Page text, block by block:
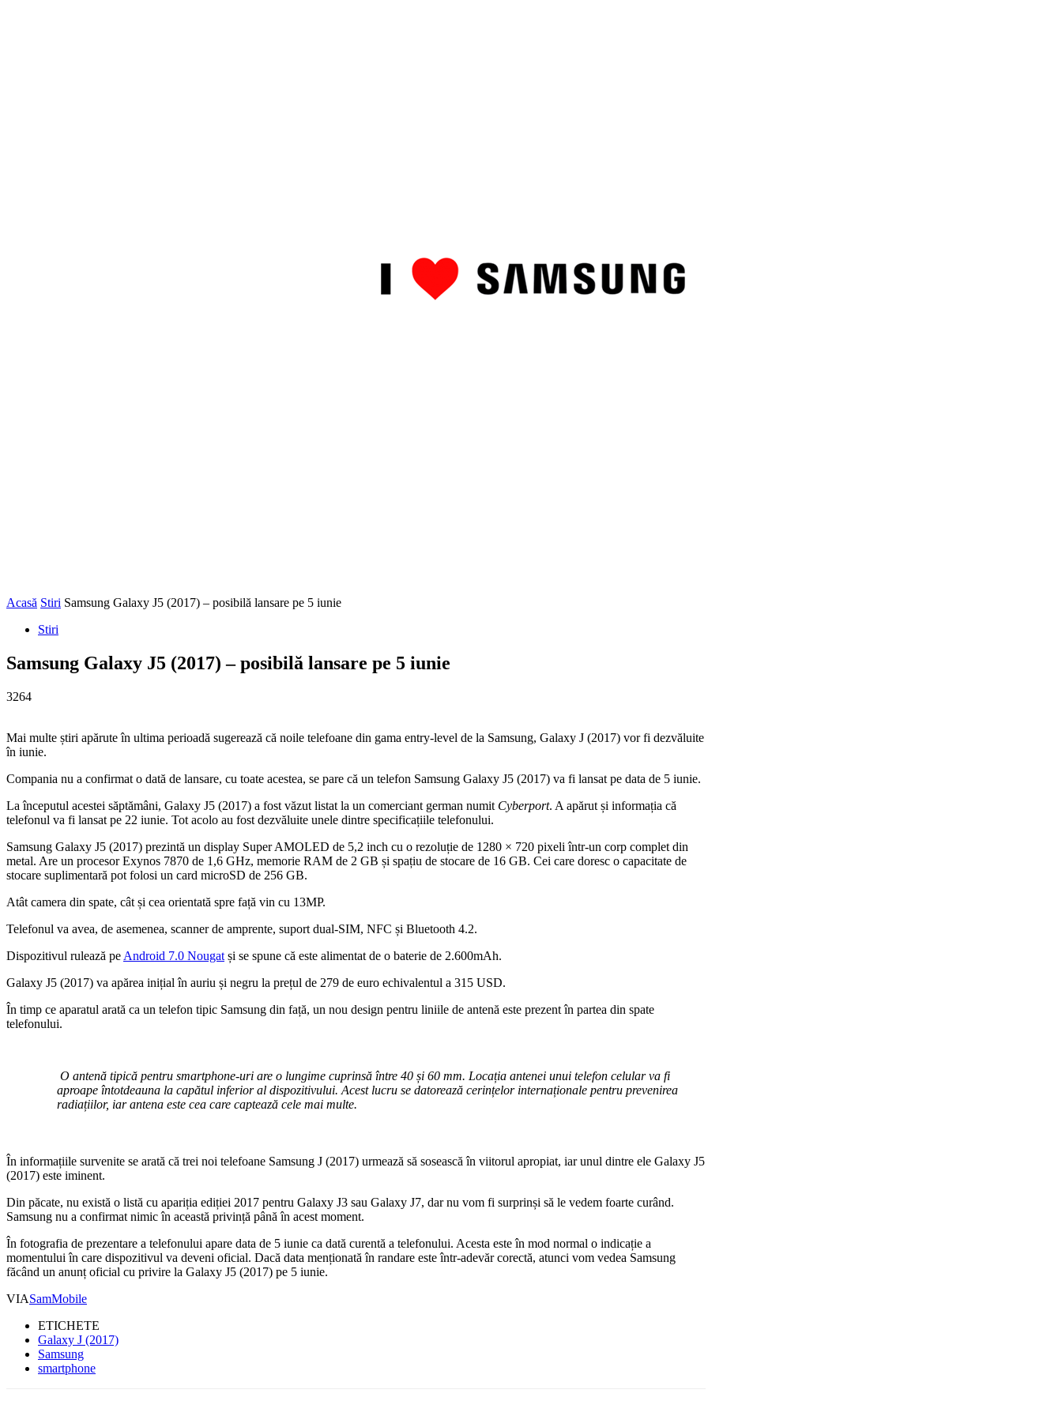
Acasă Stiri Samsung Galaxy J5 (2017) – posibilă lansare pe 5 iunie
Stiri
Samsung Galaxy J5 (2017) – posibilă lansare pe 5 iunie
3264
Mai multe știri apărute în ultima perioadă sugerează că noile telefoane din gama entry-level de la Samsung, Galaxy J (2017) vor fi dezvăluite
în iunie.
Compania nu a confirmat o dată de lansare, cu toate acestea, se pare că un telefon Samsung Galaxy J5 (2017) va fi lansat pe data de 5 iunie.
La începutul acestei săptămâni, Galaxy J5 (2017) a fost văzut listat la un comerciant german numit Cyberport. A apărut și informația că
telefonul va fi lansat pe 22 iunie. Tot acolo au fost dezvăluite unele dintre specificațiile telefonului.
Samsung Galaxy J5 (2017) prezintă un display Super AMOLED de 5,2 inch cu o rezoluție de 1280 × 720 pixeli într-un corp complet din
metal. Are un procesor Exynos 7870 de 1,6 GHz, memorie RAM de 2 GB și spațiu de stocare de 16 GB. Cei care doresc o capacitate de
stocare suplimentară pot folosi un card microSD de 256 GB.
Atât camera din spate, cât și cea orientată spre față vin cu 13MP.
Telefonul va avea, de asemenea, scanner de amprente, suport dual-SIM, NFC și Bluetooth 4.2.
Dispozitivul rulează pe Android 7.0 Nougat și se spune că este alimentat de o baterie de 2.600mAh.
Galaxy J5 (2017) va apărea inițial în auriu și negru la prețul de 279 de euro echivalentul a 315 USD.
În timp ce aparatul arată ca un telefon tipic Samsung din față, un nou design pentru liniile de antenă este prezent în partea din spate
telefonului.
O antenă tipică pentru smartphone-uri are o lungime cuprinsă între 40 și 60 mm. Locația antenei unui telefon celular va fi
aproape întotdeauna la capătul inferior al dispozitivului. Acest lucru se datorează cerințelor internaționale pentru prevenirea
radiațiilor, iar antena este cea care captează cele mai multe.
În informațiile survenite se arată că trei noi telefoane Samsung J (2017) urmează să sosească în viitorul apropiat, iar unul dintre ele Galaxy J5
(2017) este iminent.
Din păcate, nu există o listă cu apariția ediției 2017 pentru Galaxy J3 sau Galaxy J7, dar nu vom fi surprinși să le vedem foarte curând.
Samsung nu a confirmat nimic în această privință până în acest moment.
În fotografia de prezentare a telefonului apare data de 5 iunie ca dată curentă a telefonului. Acesta este în mod normal o indicație a
momentului în care dispozitivul va deveni oficial. Dacă data menționată în randare este într-adevăr corectă, atunci vom vedea Samsung
făcând un anunț oficial cu privire la Galaxy J5 (2017) pe 5 iunie.
VIASamMobile
ETICHETE
Galaxy J (2017)
Samsung
smartphone